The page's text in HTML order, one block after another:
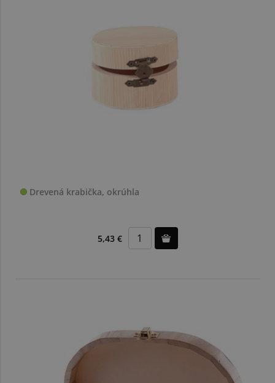
Drevená krabička, okrúhla
5,43 €